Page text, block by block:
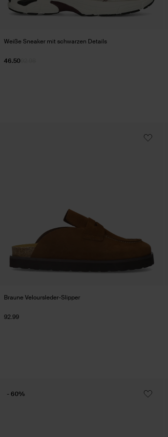
Weiße Sneaker mit schwarzen Details
46.50
Braune Veloursleder-Slipper
92.99
- 60%